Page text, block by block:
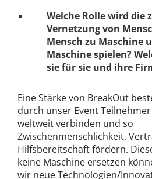
Welche Rolle wird die
Vernetzung von
Mensch zu Maschine
Maschine spielen?
sie für sie und ihre
Eine Stärke von BreakOut
durch unser Event
weltweit verbinden und so
Zwischenmenschlichkeit,
Hilfsbereitschaft fördern.
keine Maschine ersetzen
wir neue Technologien/